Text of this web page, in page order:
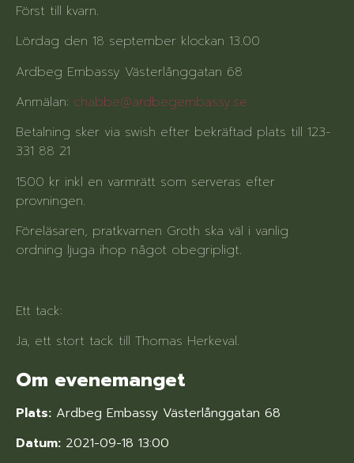
Först till kvarn.
Lördag den 18 september klockan 13.00
Ardbeg Embassy Västerlånggatan 68
Anmälan: chabbe@ardbegembassy.se
Betalning sker via swish efter bekräftad plats till 123-
331 88 21
1500 kr inkl en varmrätt som serveras efter
provningen.
Föreläsaren, pratkvarnen Groth ska väl i vanlig
ordning ljuga ihop något obegripligt.
Ett tack:
Ja, ett stort tack till Thomas Herkeval.
Om evenemanget
Plats: Ardbeg Embassy Västerlånggatan 68
Datum: 2021-09-18 13:00